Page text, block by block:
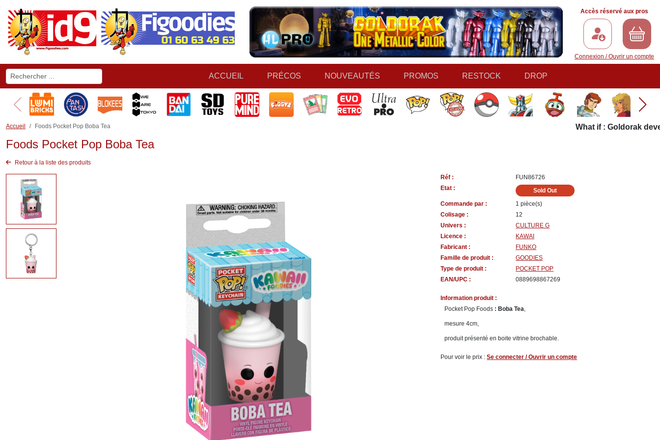
Accès réservé aux pros
Connexion / Ouvrir un compte
ACCUEIL PRÉCOS NOUVEAUTÉS PROMOS RESTOCK DROP
Accueil Foods Pocket Pop Boba Tea What if : Goldorak
Foods Pocket Pop Boba Tea
Retour à la liste des produits
Réf :
FUN86726
Etat :
Sold Out
Commande par :
1 pièce(s)
Colisage :
12
Univers :
CULTURE G
Licence :
KAWAI
Fabricant :
FUNKO
Famille de produit :
GOODIES
Type de produit :
POCKET POP
EAN/UPC :
0889698867269
Information produit :
Pocket Pop Foods : Boba Tea,
mesure 4cm,
produit présenté en boite vitrine brochable.
Pour voir le prix :Se connecter / Ouvrir un compte